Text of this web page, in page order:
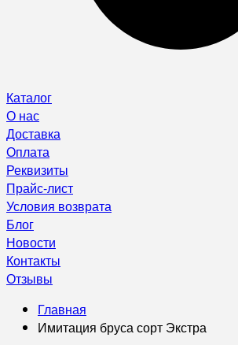
Каталог
О нас
Доставка
Оплата
Реквизиты
Прайс-лист
Условия возврата
Блог
Новости
Контакты
Отзывы
Главная
Имитация бруса сорт Экстра